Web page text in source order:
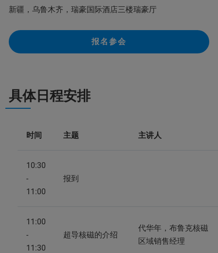
新疆，乌鲁木齐，瑞豪国际酒店三楼瑞豪厅
报名参会
具体日程安排
时间 主题 主讲人
10:30
-
11:00
报到
11:00
-
11:30
超导核磁的介绍
代华年，布鲁克核磁
区域销售经理